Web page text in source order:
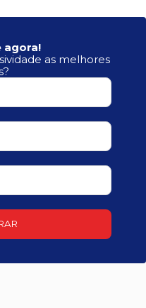
agora!
as melhores